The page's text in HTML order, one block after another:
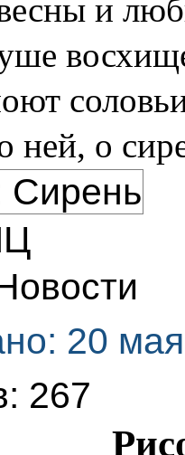
и
ней, о
Сирень
20
267